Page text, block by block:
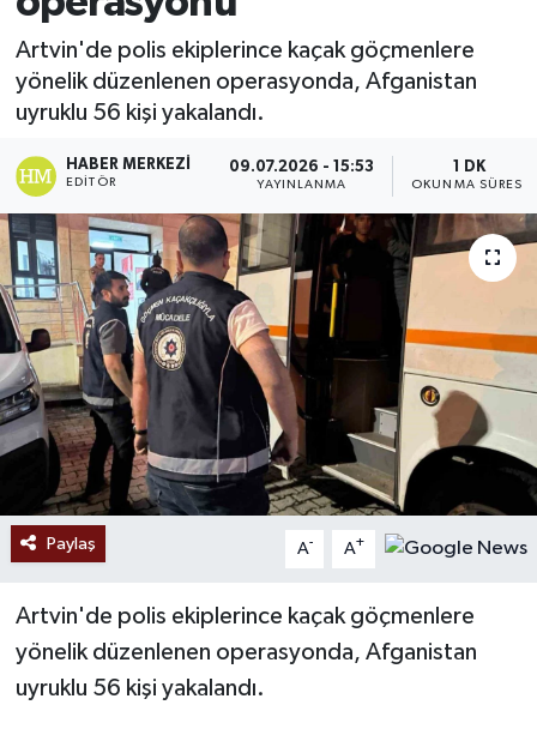
Artvin'de polis ekiplerince kaçak göçmenlere
yönelik düzenlenen operasyonda, Afganistan
uyruklu 56 kişi yakalandı.
HABER MERKEZI
EDITÖR
09.07.2026 - 15:53
YAYINLANMA
1 DK
OKUNMA SÜRESI
Paylaş A- A+
Artvin'de polis ekiplerince kaçak göçmenlere
yönelik düzenlenen operasyonda, Afganistan
uyruklu 56 kişi yakalandı.
Ekonomi
Sağlık
Tokat Haber